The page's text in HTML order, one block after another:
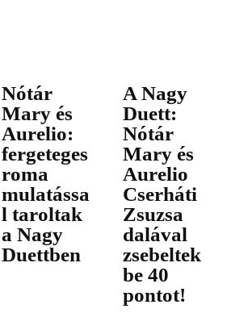
Nótár
Mary és
Aurelio:
fergeteges
roma
mulatássa
l taroltak
a Nagy
Duettben
A Nagy
Duett:
Nótár
Mary és
Aurelio
Cserháti
Zsuzsa
dalával
zsebeltek
be 40
pontot!